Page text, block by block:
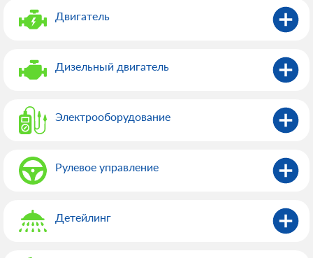
Двигатель
Дизельный двигатель
Электрооборудованиe
Рулевое управление
Детейлинг